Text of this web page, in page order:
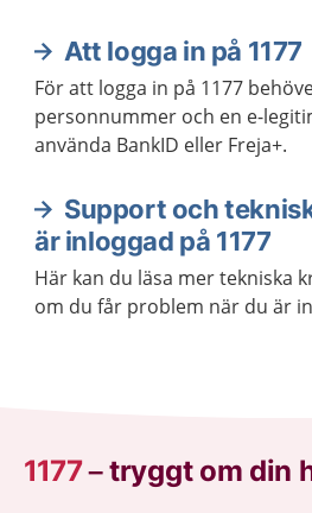
Aktuella artiklar
Att logga in på 1177
För att logga in på 1177
personnummer och en e-
använda BankID eller Freja+.
Support och
är inloggad på 1177
Här kan du läsa mer tekniska
om du får problem när du är
1177–tryggt om din